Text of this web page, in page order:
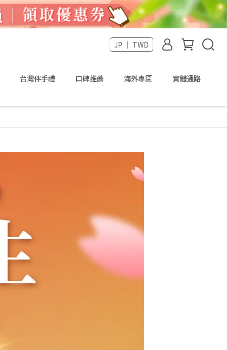
JP ｜ TWD
台灣伴手禮 口碑推薦 海外專區
實體通路